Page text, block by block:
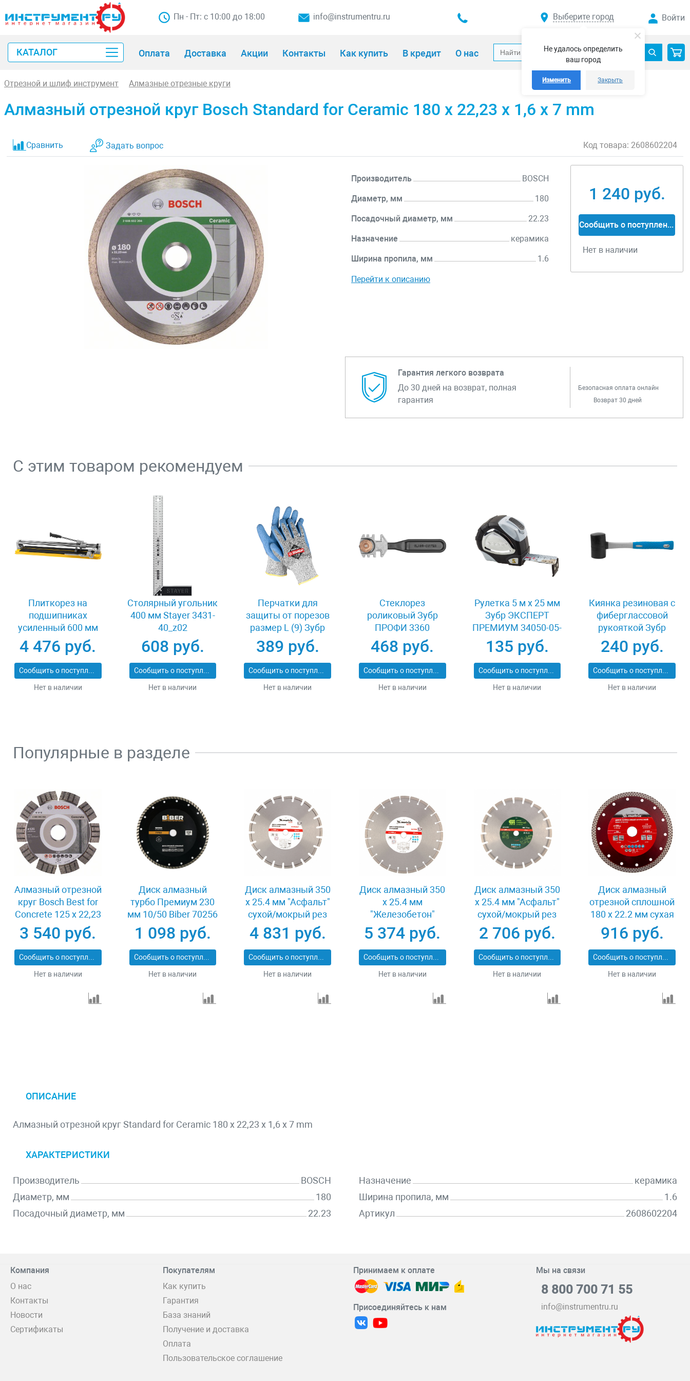
Не удалось определить
ваш город
Изменить Закрыть
Пн - Пт: с 10:00 до 18:00 info@instrumentru.ru Выберите город Войти
КАТАЛОГ Оплата Доставка Акции Контакты Как купить В кредит О нас
Отрезной и шлиф инструмент Алмазные отрезные круги
Алмазный отрезной круг Bosch Standard for Ceramic 180 x 22,23 x 1,6 x 7 mm
Сравнить Задать вопрос Код товара: 2608602204
Производитель BOSCH
Диаметр, мм 180
Посадочный диаметр, мм 22.23
Назначение керамика
Ширина пропила, мм 1.6
Перейти к описанию
1 240 руб.
Сообщить о поступлении
Нет в наличии
Гарантия легкого возврата
До 30 дней на возврат, полная
гарантия
Безопасная оплата онлайн
Возврат 30 дней
С этим товаром рекомендуем
Плиткорез на
подшипниках
усиленный 600 мм
Stayer PROFI 3318-60
4 476 руб.
Сообщить о поступлении
Нет в наличии
Столярный угольник
400 мм Stayer 3431-
40_z02
608 руб.
Сообщить о поступлении
Нет в наличии
Перчатки для
защиты от порезов
размер L (9) Зубр
11277-L
389 руб.
Сообщить о поступлении
Нет в наличии
Стеклорез
роликовый Зубр
ПРОФИ 3360
468 руб.
Сообщить о поступлении
Нет в наличии
Рулетка 5 м x 25 мм
Зубр ЭКСПЕРТ
ПРЕМИУМ 34050-05-
25_z01
135 руб.
Сообщить о поступлении
Нет в наличии
Киянка резиновая с
фиберглассовой
рукояткой Зубр
ЭКСПЕРТ 2053-
60_z01
240 руб.
Сообщить о поступлении
Нет в наличии
Популярные в разделе
Алмазный отрезной
круг Bosch Best for
Concrete 125 x 22,23
x 2,2 x 12 mm
3 540 руб.
Сообщить о поступлении
Нет в наличии
Диск алмазный
турбо Премиум 230
мм 10/50 Biber 70256
1 098 руб.
Сообщить о поступлении
Нет в наличии
Диск алмазный 350
х 25.4 мм "Асфальт"
сухой/мокрый рез
Pro Matrix 731073
4 831 руб.
Сообщить о поступлении
Нет в наличии
Диск алмазный 350
х 25.4 мм
"Железобетон"
сухой/мокрый рез
Pro Matrix 731103
5 374 руб.
Сообщить о поступлении
Нет в наличии
Диск алмазный 350
х 25.4 мм "Асфальт"
сухой/мокрый рез
Сибртех 731013
2 706 руб.
Сообщить о поступлении
Нет в наличии
Диск алмазный
отрезной сплошной
180 х 22.2 мм сухая
резка Matrix
Professional 73128
916 руб.
Сообщить о поступлении
Нет в наличии
ОПИСАНИЕ
Алмазный отрезной круг Standard for Ceramic 180 x 22,23 x 1,6 x 7 mm
ХАРАКТЕРИСТИКИ
Производитель
BOSCH
Диаметр, мм
180
Посадочный диаметр, мм
22.23
Назначение
керамика
Ширина пропила, мм
1.6
Артикул
2608602204
Компания
О нас
Контакты
Новости
Сертификаты
Покупателям
Как купить
Гарантия
База знаний
Получение и доставка
Оплата
Пользовательское соглашение
Принимаем к оплате
Присоединяйтесь к нам
Мы на связи
8 800 700 71 55
info@instrumentru.ru